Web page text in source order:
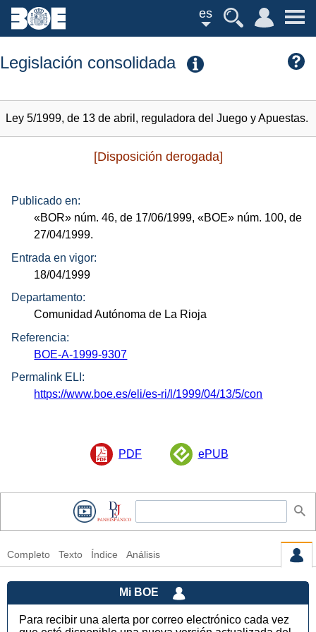
es
Legislación consolidada
Ley 5/1999, de 13 de abril, reguladora del Juego y Apuestas.
[Disposición derogada]
Publicado en:
«BOR» núm. 46, de 17/06/1999,«BOE» núm. 100, de
27/04/1999.
Entrada en vigor:
18/04/1999
Departamento:
Comunidad Autónoma de La Rioja
Referencia:
BOE-A-1999-9307
Permalink ELI:
https://www.boe.es/eli/es-ri/l/1999/04/13/5/con
PDF ePUB
Completo Texto Índice Análisis
Mi BOE
Para recibir una alerta por correo electrónico cada vez